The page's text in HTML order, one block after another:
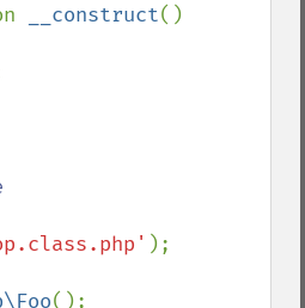
__construct()
);
();